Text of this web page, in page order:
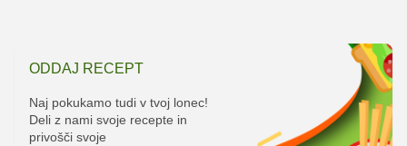
ODDAJ RECEPT
Naj pokukamo tudi v tvoj lonec!
Deli z nami svoje recepte in
privošči svoje